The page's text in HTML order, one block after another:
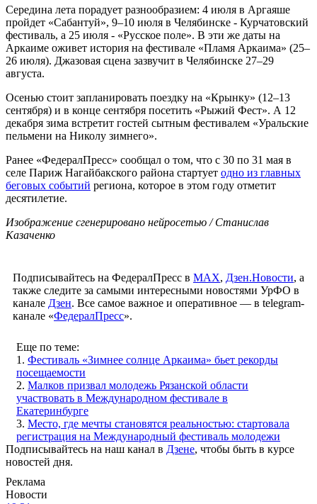
Середина лета порадует разнообразием: 4 июля в Аргаяше
пройдет «Сабантуй», 9–10 июля в Челябинске - Курчатовский
фестиваль, а 25 июля - «Русское поле». В эти же даты на
Аркаиме оживет история на фестивале «Пламя Аркаима» (25–
26 июля). Джазовая сцена зазвучит в Челябинске 27–29
августа.
Осенью стоит запланировать поездку на «Крынку» (12–13
сентября) и в конце сентября посетить «Рыжий Фест». А 12
декабря зима встретит гостей сытным фестивалем «Уральские
пельмени на Николу зимнего».
Ранее «ФедералПресс» сообщал о том, что с 30 по 31 мая в
селе Париж Нагайбакского района стартует одно из главных
беговых событий региона, которое в этом году отметит
десятилетие.
Изображение сгенерировано нейросетью / Станислав
Казаченко
Подписывайтесь на ФедералПресс в МАХ, Дзен.Новости, а
также следите за самыми интересными новостями УрФО в
канале Дзен. Все самое важное и оперативное — в telegram-
канале «ФедералПресс».
Еще по теме:
1. Фестиваль «Зимнее солнце Аркаима» бьет рекорды
посещаемости
2. Малков призвал молодежь Рязанской области
участвовать в Международном фестивале в
Екатеринбурге
3. Место, где мечты становятся реальностью: стартовала
регистрация на Международный фестиваль молодежи
Подписывайтесь на наш канал в Дзене, чтобы быть в курсе
новостей дня.
Реклама
Новости